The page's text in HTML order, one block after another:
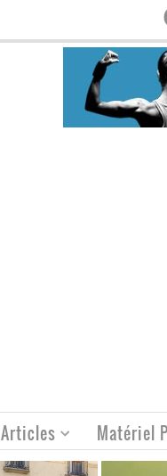
Articles Matériel